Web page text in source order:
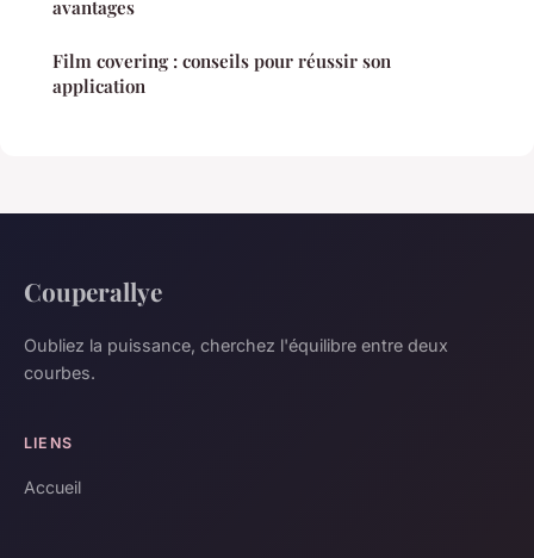
avantages
Film covering : conseils pour réussir son
application
Couperallye
Oubliez la puissance, cherchez l'équilibre entre deux
courbes.
LIENS
Accueil